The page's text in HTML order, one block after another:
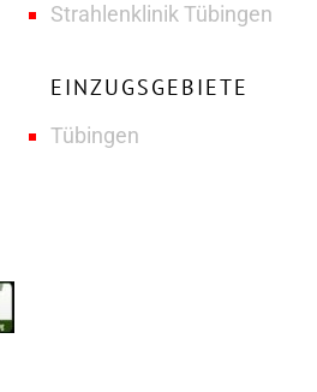
Strahlenklinik Tübingen
EINZUGSGEBIETE
Tübingen